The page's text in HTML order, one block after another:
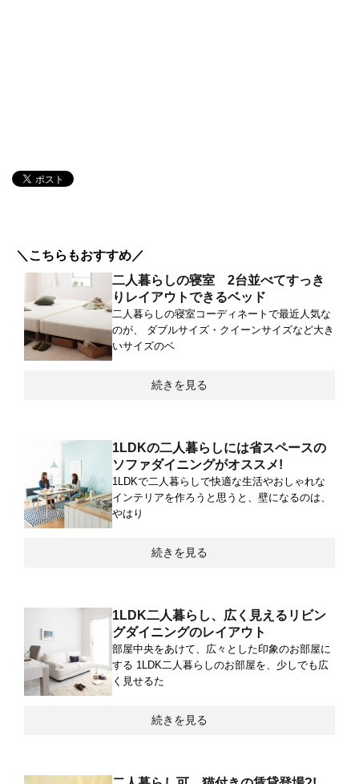
＼こちらもおすすめ／
二人暮らしの寝室 2台並べてすっき
りレイアウトできるベッド
二人暮らしの寝室コーディネートで最近人気な
のが、 ダブルサイズ・クイーンサイズなど大き
いサイズのベ
続きを見る
1LDKの二人暮らしには省スペースの
ソファダイニングがオススメ!
1LDKで二人暮らしで快適な生活やおしゃれな
インテリアを作ろうと思うと、壁になるのは、
やはり
続きを見る
1LDK二人暮らし、広く見えるリビン
グダイニングのレイアウト
部屋中央をあけて、広々とした印象のお部屋に
する 1LDK二人暮らしのお部屋を、少しでも広
く見せるた
続きを見る